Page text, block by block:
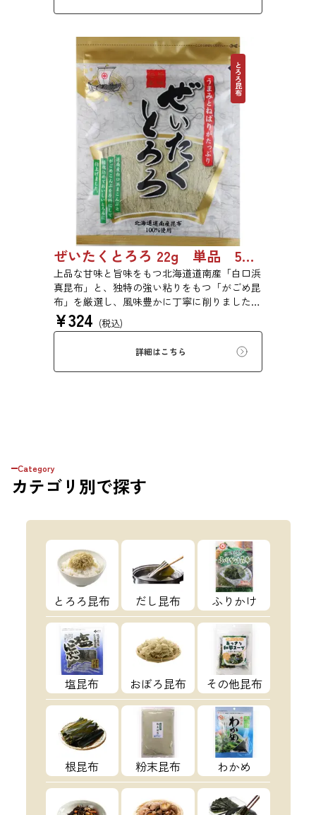
とろろ昆布
ぜいたくとろろ 22g 単品 5袋セット 20袋セット 1743
上品な甘味と旨味をもつ北海道道南産「白口浜
真昆布」と、独特の強い粘りをもつ「がごめ昆
布」を厳選し、風味豊かに丁寧に削りました。
ぜいたくな味を、思う存分にご堪能ください。
¥324 (税込)
詳細はこちら
Category
カテゴリ 別で探す
とろろ昆布 だし昆布 ふりかけ
塩昆布 おぼろ昆布 その他昆布
根昆布 粉末昆布 わかめ